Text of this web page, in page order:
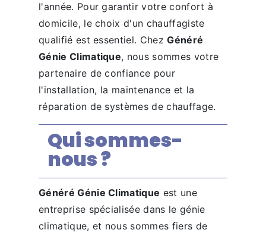
l'année. Pour garantir votre confort à
domicile, le choix d'un chauffagiste
qualifié est essentiel. ChezGénéré
Génie Climatique, nous sommes votre
partenaire de confiance pour
l'installation, la maintenance et la
réparation de systèmes de chauffage.
Qui sommes-
nous ?
Généré Génie Climatique est une
entreprise spécialisée dans le génie
climatique, et nous sommes fiers de